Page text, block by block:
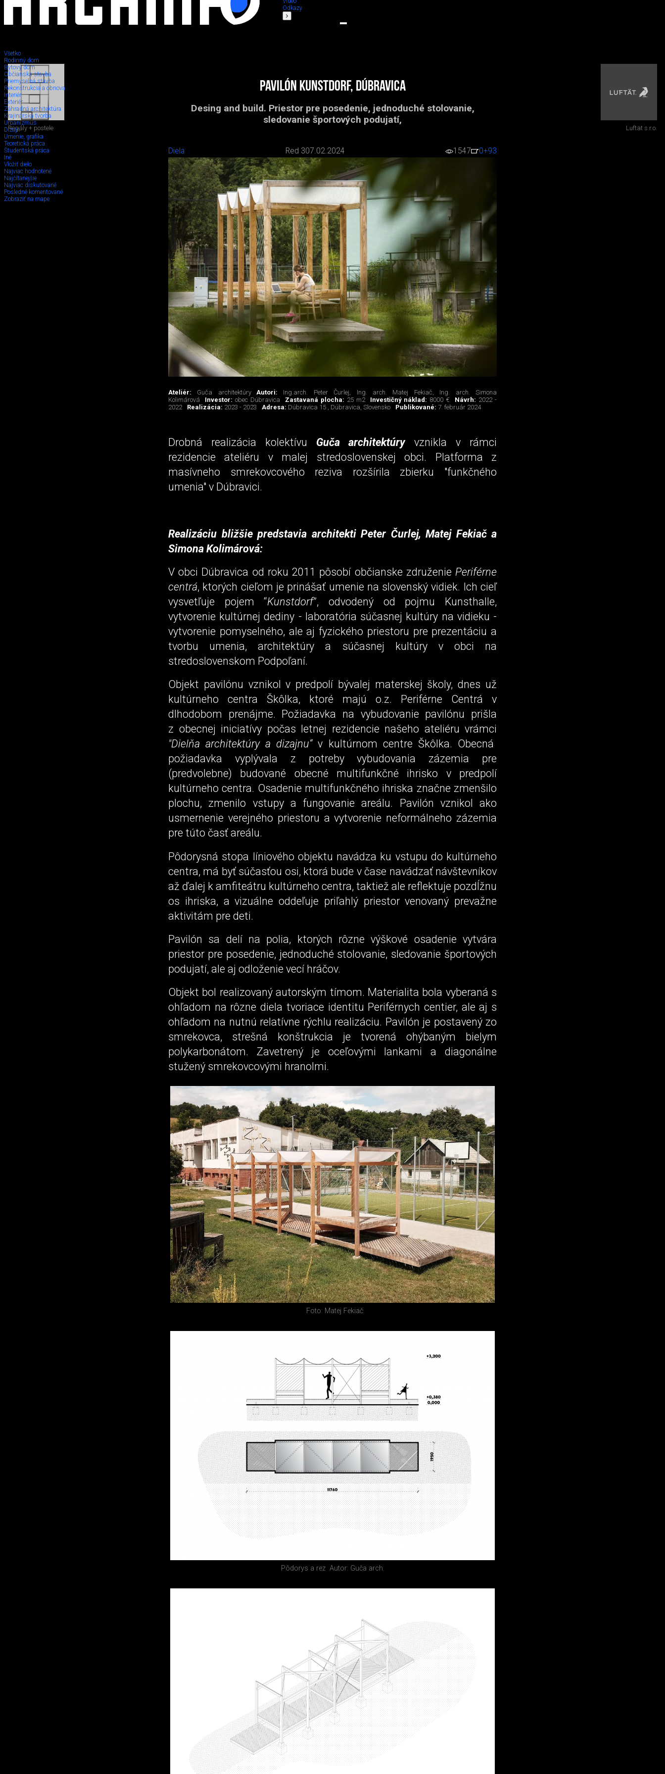
Odkazy
Všetko
Rodinný dom
Bytový dom
Občianska stavba
Priemyselná stavba
Rekonštrukcia a obnova
Interiér
Exteriér
Záhradná architektúra
Krajinárska tvorba
Urbanizmus
Dizajn
Umenie, grafika
Teoretická práca
Študentská práca
Iné
Vložiť dielo
Najviac hodnotené
Najčítanejšie
Najviac diskutované
Posledné komentované
Zobraziť na mape
Pavilón Kunstdorf, Dúbravica
Desing and build. Priestor pre posedenie, jednoduché stolovanie,
sledovanie športových podujatí,
Diela Red 307.02.2024 1547 0+93
Ateliér: Guča architektúry Autori: Ing.arch. Peter Čurlej, Ing. arch. Matej Fekiač, Ing. arch. Simona
Kolimárová
Investor: obec Dúbravica Zastavaná plocha: 25 m2 Investičný náklad: 8000 € Návrh: 2022 -
2022
Realizácia: 2023 - 2023 Adresa: Dúbravica 15 , Dúbravica, Slovensko Publikované: 7. február 2024
Drobná realizácia kolektívu Guča architektúryvznikla v rámci
rezidencie ateliéru v malej stredoslovenskej obci. Platforma z
masívneho smrekovcového reziva rozšírila zbierku "funkčného
umenia" v Dúbravici.
Realizáciu bližšie predstavia architekti Peter Čurlej, Matej Fekiač a
Simona Kolimárová:
V obci Dúbravica od roku 2011 pôsobí občianske združenie Periférne
centrá, ktorých cieľom je prinášať umenie na slovenský vidiek. Ich cieľ
vysvetľuje pojem “Kunstdorf”, odvodený od pojmu Kunsthalle,
vytvorenie kultúrnej dediny - laboratória súčasnej kultúry na vidieku -
vytvorenie pomyselného, ale aj fyzického priestoru pre prezentáciu a
tvorbu umenia, architektúry a súčasnej kultúry v obci na
stredoslovenskom Podpoľaní.
Objekt pavilónu vznikol v predpolí bývalej materskej školy, dnes už
kultúrneho centra Škôlka, ktoré majú o.z. Periférne Centrá v
dlhodobom prenájme. Požiadavka na vybudovanie pavilónu prišla
z obecnej iniciatívy počas letnej rezidencie našeho ateliéru vrámci
"Dielňa architektúry a dizajnu“v kultúrnom centre Škôlka. Obecná
požiadavka vyplývala z potreby vybudovania zázemia pre
(predvolebne) budované obecné multifunkčné ihrisko v predpolí
kultúrneho centra. Osadenie multifunkčného ihriska značne zmenšilo
plochu, zmenilo vstupy a fungovanie areálu. Pavilón vznikol ako
usmernenie verejného priestoru a vytvorenie neformálneho zázemia
pre túto časť areálu.
Pôdorysná stopa líniového objektu navádza ku vstupu do kultúrneho
centra, má byť súčasťou osi, ktorá bude v čase navádzať návštevníkov
až ďalej k amfiteátru kultúrneho centra, taktiež ale reflektuje pozdĺžnu
os ihriska, a vizuálne oddeľuje priľahlý priestor venovaný prevažne
aktivitám pre deti.
Pavilón sa delí na polia, ktorých rôzne výškové osadenie vytvára
priestor pre posedenie, jednoduché stolovanie, sledovanie športových
podujatí, ale aj odloženie vecí hráčov.
Objekt bol realizovaný autorským tímom. Materialita bola vyberaná s
ohľadom na rôzne diela tvoriace identitu Periférnych centier, ale aj s
ohľadom na nutnú relatívne rýchlu realizáciu. Pavilón je postavený zo
smrekovca, strešná konštrukcia je tvorená ohýbaným bielym
polykarbonátom. Zavetrený je oceľovými lankami a diagonálne
stužený smrekovcovými hranolmi.
Regály + postele Luftät s.r.o.
Foto: Matej Fekiač
Pôdorys a rez Autor: Guča arch.